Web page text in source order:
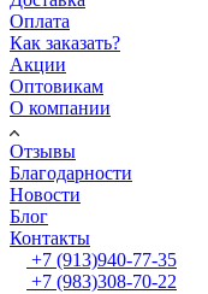
Оплата
Как заказать?
Акции
Оптовикам
О компании
Отзывы
Благодарности
Новости
Блог
Контакты
+7 (913)940-77-35
+7 (983)308-70-22